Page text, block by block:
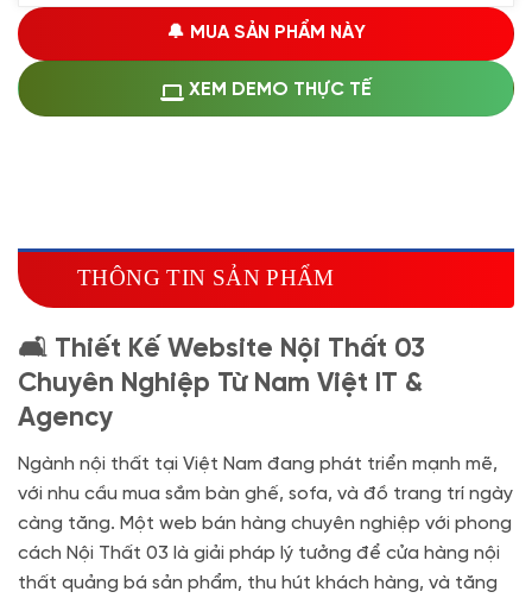
Cài plugin xử lý thanh toán tự động qua
ngân hàng vietcombank, techcombank,
Zalopay, QR code...(+1.500.000 VND)
🔰 MUA KÈM DỊCH VỤ
theme kèm hosting trong năm đầu sử dụng dịch vụ
hosting
🔰 MUA KÈM TÊN MIỀN
Tên miền Quốc tế(+350.000 VND)
🔔 MUA SẢN PHẨM NÀY
XEM DEMO THỰC TẾ
THÔNG TIN SẢN PHẨM
🛋️ Thiết Kế Website Nội Thất 03
Chuyên Nghiệp Từ Nam Việt IT &
Agency
Ngành nội thất tại Việt Nam đang phát triển mạnh mẽ,
với nhu cầu mua sắm bàn ghế, sofa, và đồ trang trí ngày
càng tăng. Một web bán hàng chuyên nghiệp với phong
cách Nội Thất 03 là giải pháp lý tưởng để cửa hàng nội
thất quảng bá sản phẩm, thu hút khách hàng, và tăng